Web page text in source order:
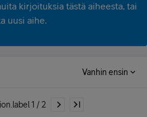
kirjoituksia tästä aiheesta, tai
uusi aihe.
Vanhin ensin
1 / 2